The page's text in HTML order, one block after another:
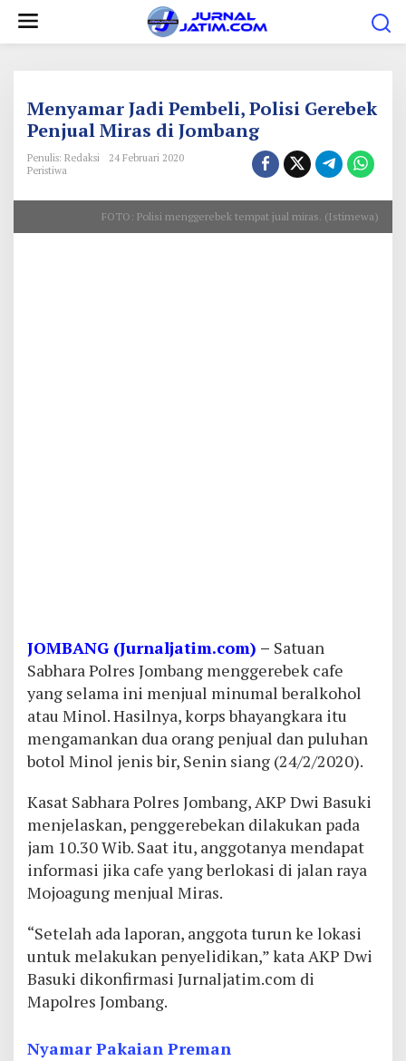
Menyamar Jadi Pembeli, Polisi Gerebek
Penjual Miras di Jombang
Penulis: Redaksi
24 Februari 2020
Peristiwa
FOTO: Polisi menggerebek tempat jual miras. (Istimewa)
JOMBANG (Jurnaljatim.com) – Satuan
Sabhara Polres Jombang menggerebek cafe
yang selama ini menjual minumal beralkohol
atau Minol. Hasilnya, korps bhayangkara itu
mengamankan dua orang penjual dan puluhan
botol Minol jenis bir, Senin siang (24/2/2020).
Kasat Sabhara Polres Jombang, AKP Dwi Basuki
menjelaskan, penggerebekan dilakukan pada
jam 10.30 Wib. Saat itu, anggotanya mendapat
informasi jika cafe yang berlokasi di jalan raya
Mojoagung menjual Miras.
“Setelah ada laporan, anggota turun ke lokasi
untuk melakukan penyelidikan,” kata AKP Dwi
Basuki dikonfirmasi Jurnaljatim.com di
Mapolres Jombang.
Nyamar Pakaian Preman